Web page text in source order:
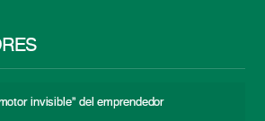
invisible” del emprendedor